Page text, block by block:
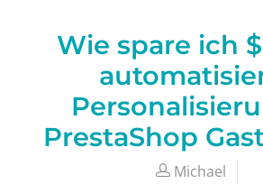
Wie spare ich
PrestaShop
Michael